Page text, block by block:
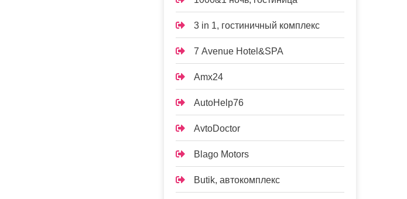
3 in 1, гостиничный комплекс
7 Avenue Hotel&SPA
Amx24
AutoHelp76
AvtoDoctor
Blago Motors
Butik, автокомплекс